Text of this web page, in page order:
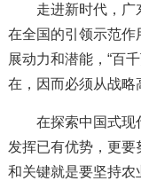
走进新时代，广
在全国的引领示范作
展动力和潜能，“百
在，因而必须从战略
在探索中国式现
发挥已有优势，更要
和关键就是要坚持农